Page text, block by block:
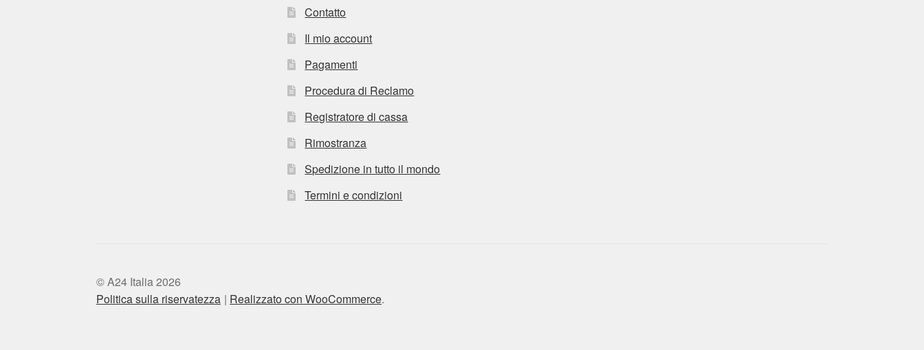
Contatto
Il mio account
Pagamenti
Procedura di Reclamo
Registratore di cassa
Rimostranza
Spedizione in tutto il mondo
Termini e condizioni
© A24 Italia 2026
Politica sulla riservatezza
Realizzato con WooCommerce.